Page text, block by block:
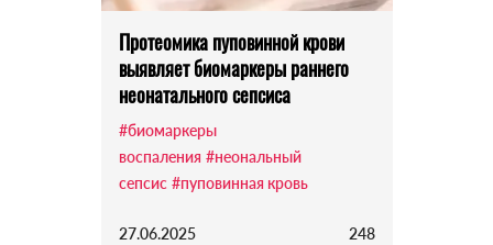
Протеомика пуповинной крови
выявляет биомаркеры раннего
неонатального сепсиса
#биомаркеры
воспаления #неональный
сепсис #пуповинная кровь
27.06.2025 248